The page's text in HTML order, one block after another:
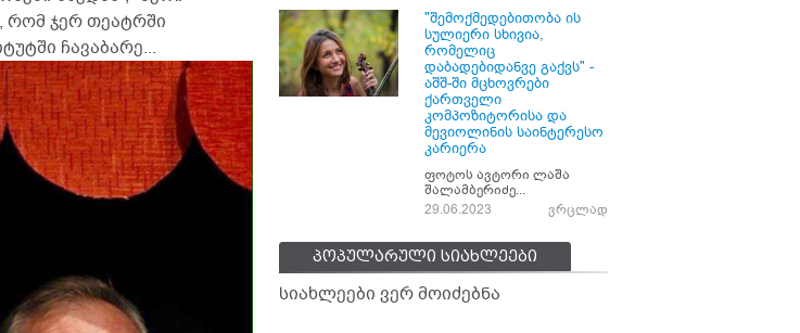
რომ ჯერ თეატრში
ჩავაბარე...
"შემოქმედებითობა ის
სულიერი სხივია,
რომელიც
დაბადებიდანვე გაქვს" -
აშშ-ში მცხოვრები
ქართველი
კომპოზიტორისა და
მევიოლინის საინტერესო
კარიერა
ფოტოს ავტორი ლაშა
შალამბერიძე...
29.06.2023
ვრცლად
პოპულარული სიახლეები
სიახლეები ვერ მოიძებნა